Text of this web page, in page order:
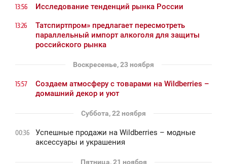
13:56 Исследование тенденций рынка России
13:26
Татспиртпром» предлагает пересмотреть
параллельный импорт алкоголя для защиты
российского рынка
Воскресенье, 23 ноября
15:57
Создаем атмосферу с товарами на Wildberries –
домашний декор и уют
Суббота, 22 ноября
00:36
Успешные продажи на Wildberries – модные
аксессуары и украшения
Пятница, 21 ноября